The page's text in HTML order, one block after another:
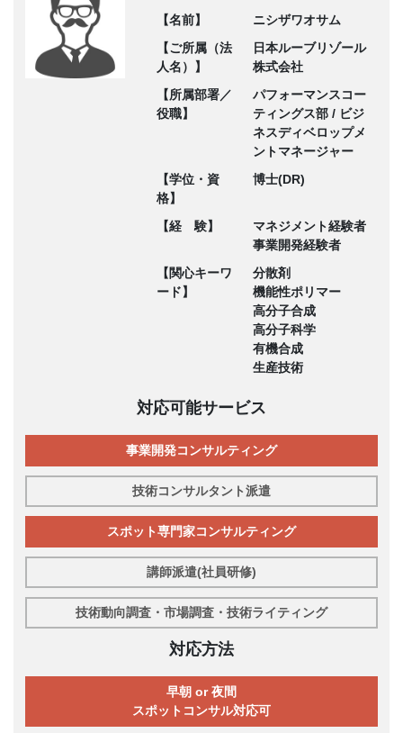
【名前】
ニシザワオサム
【ご所属（法
人名）】
日本ルーブリゾール
株式会社
【所属部署／
役職】
パフォーマンスコー
ティングス部 / ビジ
ネスディベロップメ
ントマネージャー
【学位・資
格】
博士(DR)
【経 験】
マネジメント経験者
事業開発経験者
【関心キーワ
ード】
分散剤
機能性ポリマー
高分子合成
高分子科学
有機合成
生産技術
対応可能サービス
事業開発コンサルティング
技術コンサルタント派遣
スポット専門家コンサルティング
講師派遣(社員研修)
技術動向調査・市場調査・技術ライティング
対応方法
早朝 or 夜間
スポットコンサル対応可